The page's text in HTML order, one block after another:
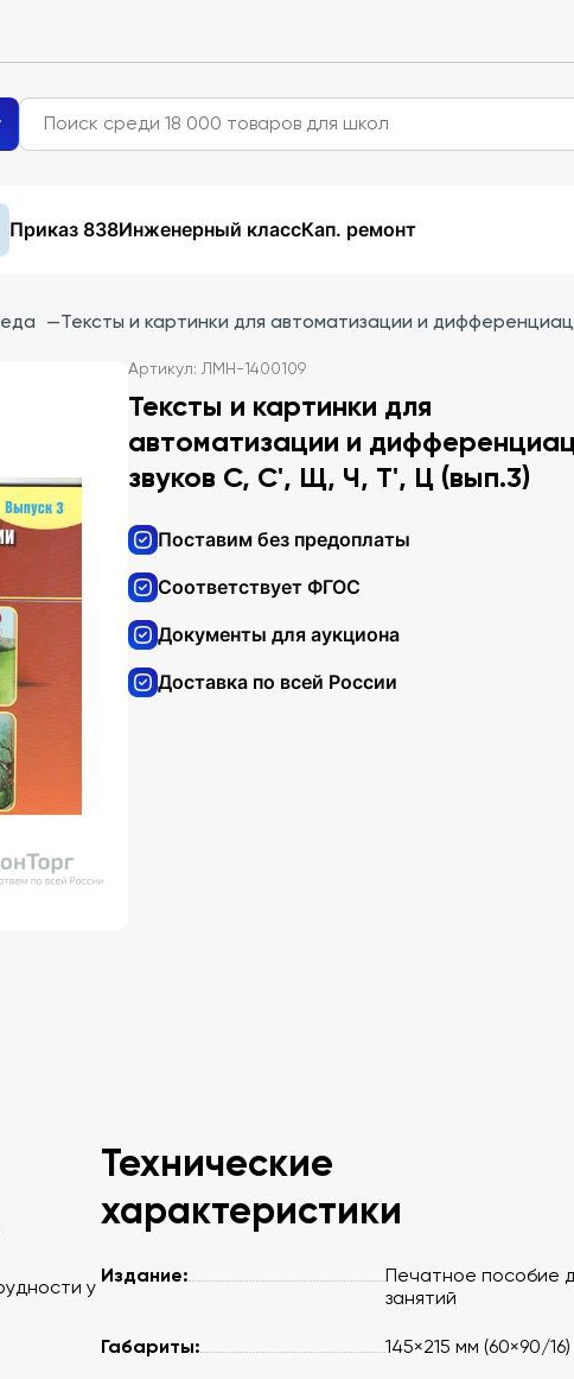
Приказ 838Инженерный классКап. ремонт
—Тексты и картинки для автоматизации и
Артикул: ЛМН-1400109
Тексты и картинки для
автоматизации и
звуков С, С', Щ, Ч, Т', Ц (вып.3)
Поставим без предоплаты
Соответствует ФГОС
Документы для аукциона
Доставка по всей России
у
Технические
характеристики
Издание:
Печатное пособие
занятий
Габариты: 145×215 мм (60×90/16)